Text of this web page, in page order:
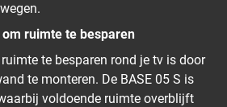
ruimte te besparen
te besparen rond je tv is door
te monteren. De BASE 05 S is
voldoende ruimte overblijft